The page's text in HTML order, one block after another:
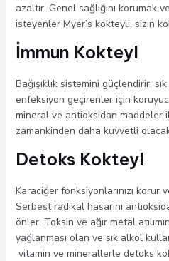
azaltır. Genel sağlığını korumak
isteyenler Myer’s kokteyli, sizin
İmmun Kokteyl
Bağışıklık sistemini güçlendirir,
enfeksiyon geçirenler için
mineral ve antioksidan maddeler
zamankinden daha kuvvetli
Detoks Kokteyl
Karaciğer fonksiyonlarınızı korur
Serbest radikal hasarını
önler. Toksin ve ağır metal
yağlanması olan ve sık alkol
vitamin ve minerallerle detoks